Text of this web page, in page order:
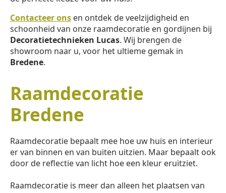
Contacteer ons en ontdek de veelzijdigheid en
schoonheid van onze raamdecoratie en gordijnen bij
Decoratietechnieken Lucas. Wij brengen de
showroom naar u, voor het ultieme gemak in
Bredene.
Raamdecoratie
Bredene
Raamdecoratie bepaalt mee hoe uw huis en interieur
er van binnen en van buiten uitzien. Maar bepaalt ook
door de reflectie van licht hoe een kleur eruitziet.
Raamdecoratie is meer dan alleen het plaatsen van